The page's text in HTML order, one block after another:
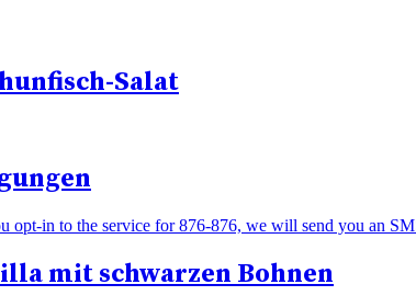
Salat
opt-in to the service for 876-876, we will send you an
mit schwarzen Bohnen